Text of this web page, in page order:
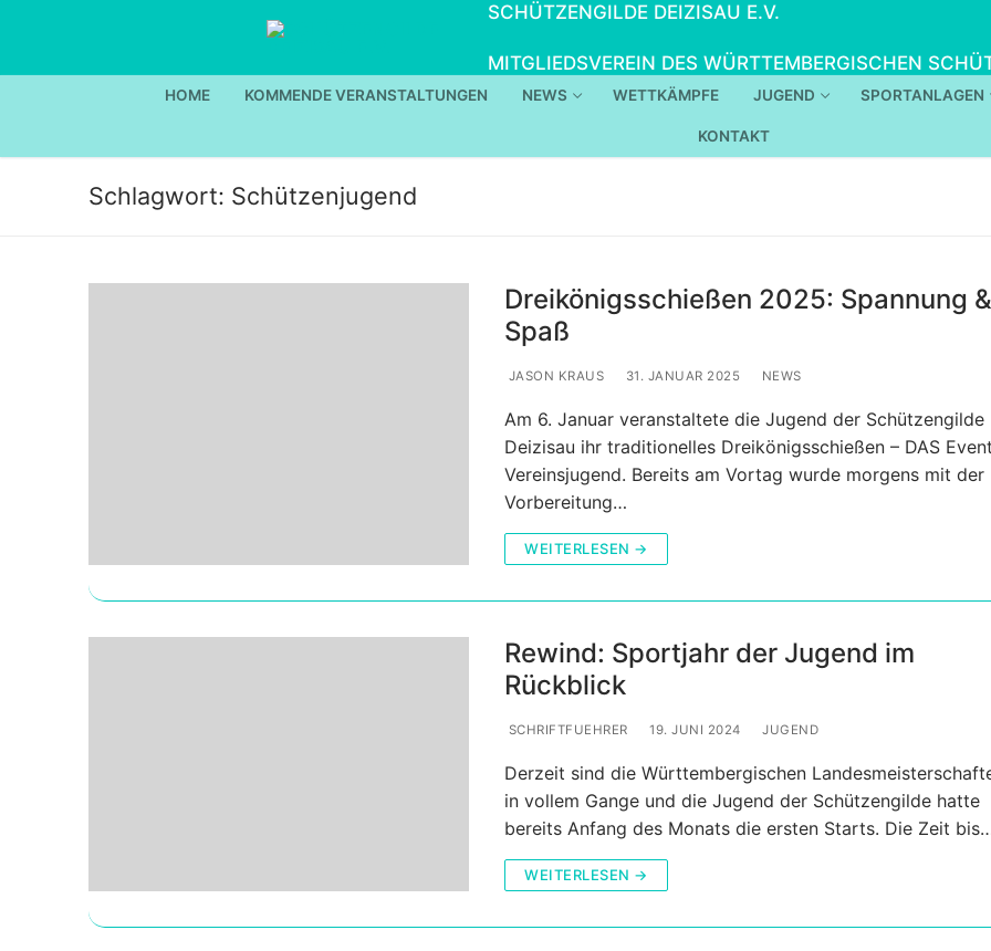
SCHÜTZENGILDE DEIZISAU E.V.
MITGLIEDSVEREIN DES WÜRTTEMBERGISCHEN
HOME KOMMENDE VERANSTALTUNGEN NEWS WETTKÄMPFE JUGEND SPORTANLAGEN
KONTAKT
Schlagwort: Schützenjugend
Dreikönigsschießen 2025: Spannung &
Spaß
JASON KRAUS 31. JANUAR 2025 NEWS
Am 6. Januar veranstaltete die Jugend der Schützengilde
Deizisau ihr traditionelles Dreikönigsschießen – DAS
Vereinsjugend. Bereits am Vortag wurde morgens mit der
Vorbereitung…
WEITERLESEN →
Rewind: Sportjahr der Jugend im
Rückblick
SCHRIFTFUEHRER 19. JUNI 2024 JUGEND
Derzeit sind die Württembergischen
in vollem Gange und die Jugend der Schützengilde hatte
bereits Anfang des Monats die ersten Starts. Die Zeit
WEITERLESEN →